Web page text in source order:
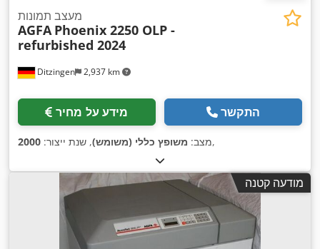
Ditzingen 2,937 km
מעצב תמונות
AGFA Phoenix 2250 OLP -
refurbished 2024
מידע על מחיר התקשר
מצב: משופץ כללי (משומש), שנת ייצור: 2000 ,
מודעה קטנה